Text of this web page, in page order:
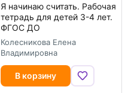
Я начинаю считать. Рабочая
тетрадь для детей 3-4 лет.
ФГОС ДО
Колесникова Елена
Владимировна
В корзину